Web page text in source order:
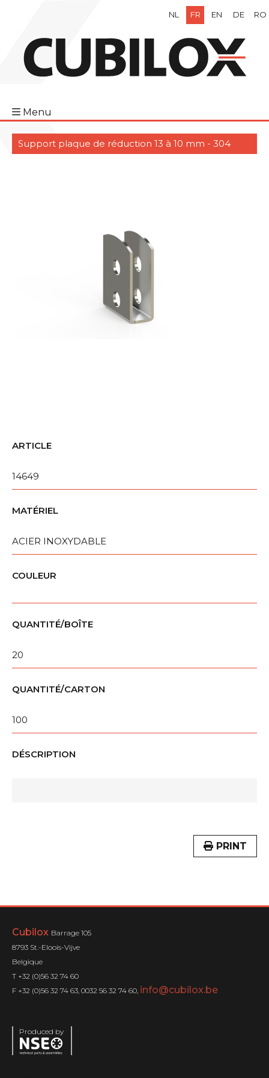
NL FR EN DE RO
Menu
Support plaque de réduction 13 à 10 mm - 304
ARTICLE
14649
MATÉRIEL
ACIER INOXYDABLE
COULEUR
QUANTITÉ/BOÎTE
20
QUANTITÉ/CARTON
100
DÉSCRIPTION
PRINT
Cubilox Barrage 105
8793 St.-Eloois-Vijve
Belgique
T +32 (0)56 32 74 60
F +32 (0)56 32 74 63, 0032 56 32 74 60, info@cubilox.be
Produced by